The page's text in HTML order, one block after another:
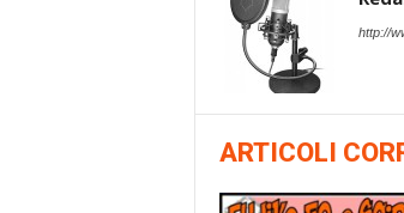
http://
ARTICOLI